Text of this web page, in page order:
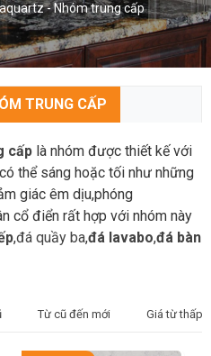
- Nhóm trung cấp
TRUNG CẤP
cấp là nhóm được thiết kế với
thể sáng hoặc tối như những
giác êm dịu,phóng
cổ điển rất hợp với nhóm này
,đá quầy ba,đá lavabo,đá bàn
Từ cũ đến mới Giá từ thấp